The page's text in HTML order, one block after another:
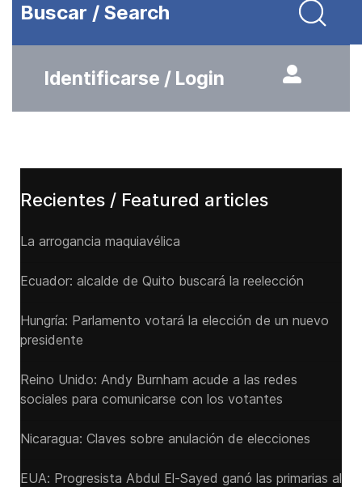
Buscar / Search
Identificarse / Login
Recientes / Featured articles
La arrogancia maquiavélica
Ecuador: alcalde de Quito buscará la reelección
Hungría: Parlamento votará la elección de un nuevo
presidente
Reino Unido: Andy ‌Burnham acude a las redes
sociales para comunicarse con los votantes
Nicaragua: Claves sobre anulación de elecciones
EUA: Progresista Abdul El-Sayed ganó las primarias al